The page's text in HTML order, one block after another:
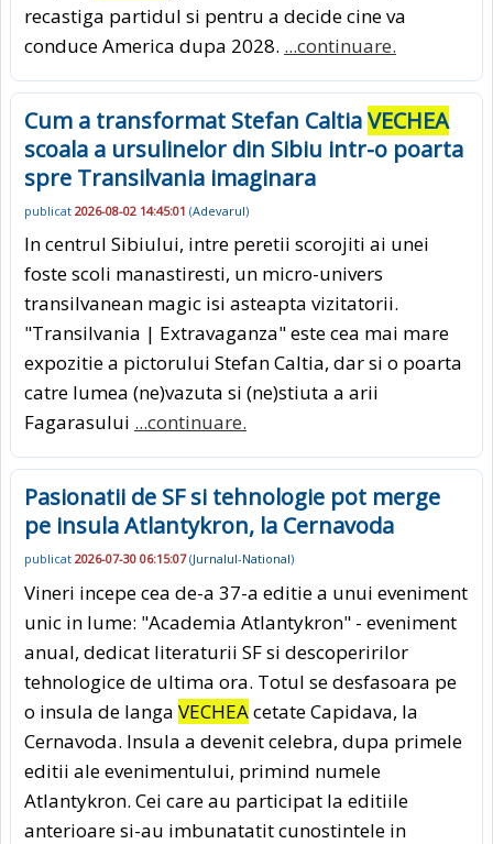
recastiga partidul si pentru a decide cine va
conduce America dupa 2028. ...continuare.
Cum a transformat Stefan CaltiaVECHEA
scoala a ursulinelor din Sibiu intr-o poarta
spre Transilvania imaginara
publicat 2026-08-02 14:45:01 (Adevarul)
In centrul Sibiului, intre peretii scorojiti ai unei
foste scoli manastiresti, un micro-univers
transilvanean magic isi asteapta vizitatorii.
"Transilvania | Extravaganza" este cea mai mare
expozitie a pictorului Stefan Caltia, dar si o poarta
catre lumea (ne)vazuta si (ne)stiuta a arii
Fagarasului ...continuare.
Pasionatii de SF si tehnologie pot merge
pe insula Atlantykron, la Cernavoda
publicat 2026-07-30 06:15:07(Jurnalul-National)
Vineri incepe cea de-a 37-a editie a unui eveniment
unic in lume: "Academia Atlantykron" - eveniment
anual, dedicat literaturii SF si descoperirilor
tehnologice de ultima ora. Totul se desfasoara pe
o insula de langa VECHEAcetate Capidava, la
Cernavoda. Insula a devenit celebra, dupa primele
editii ale evenimentului, primind numele
Atlantykron. Cei care au participat la editiile
anterioare si-au imbunatatit cunostintele in